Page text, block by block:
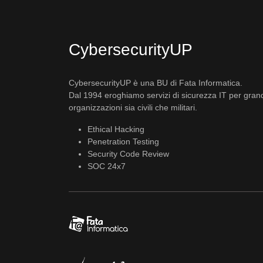
CybersecurityUP
CybersecurityUP è una BU di Fata Informatica.
Dal 1994 eroghiamo servizi di sicurezza IT per
organizzazioni sia civili che militari.
Ethical Hacking
Penetration Testing
Security Code Review
SOC 24x7